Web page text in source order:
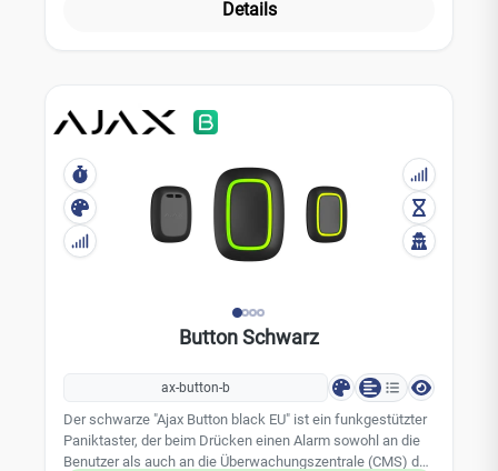
Kunststoff Betriebsbereich: Von -25°Ñ bis +60°Ñ Zulässige
Details
Button Schwarz
ax-button-b
Der schwarze "Ajax Button black EU" ist ein funkgestützter
Paniktaster, der beim Drücken einen Alarm sowohl an die
Benutzer als auch an die Überwachungszentrale (CMS) des